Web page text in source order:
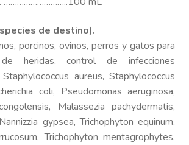
de destino).
porcinos, ovinos, perros y gatos para
heridas, control de infecciones
aureus, Staphylococcus
coli, Pseudomonas aeruginosa,
Malassezia pachydermatis,
gypsea, Trichophyton equinum,
Trichophyton mentagrophytes,